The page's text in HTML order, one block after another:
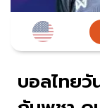
บอลไทย